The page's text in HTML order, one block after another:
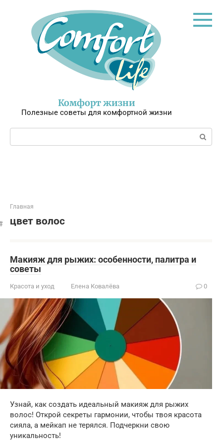
Комфорт жизни
Полезные советы для комфортной жизни
Поиск:
Главная
цвет волос
Макияж для рыжих: особенности, палитра и
советы
Красота и уход Елена Ковалёва 0
Узнай, как создать идеальный макияж для рыжих
волос! Открой секреты гармонии, чтобы твоя красота
сияла, а мейкап не терялся. Подчеркни свою
уникальность!